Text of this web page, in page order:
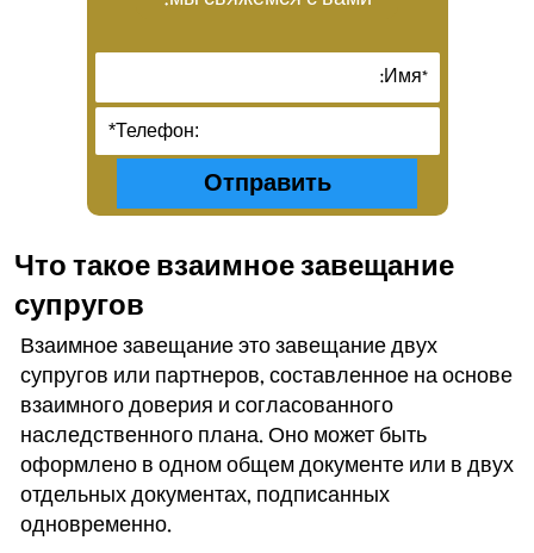
Что такое взаимное завещание
супругов
Взаимное завещание это завещание двух
супругов или партнеров, составленное на основе
взаимного доверия и согласованного
наследственного плана. Оно может быть
оформлено в одном общем документе или в двух
отдельных документах, подписанных
одновременно.